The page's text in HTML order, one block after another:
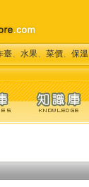
臺、水果、菜價、保溫